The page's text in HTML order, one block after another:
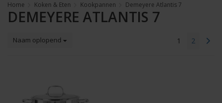
Home Koken & Eten Kookpannen Demeyere Atlantis 7
DEMEYERE ATLANTIS 7
Naam oplopend 1 2